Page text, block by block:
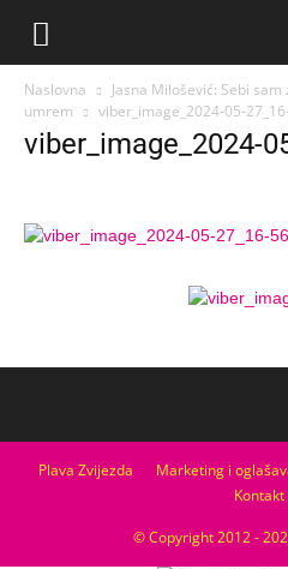
Naslovna
Jasna Milošević: Sebi
umrem
viber_image_2024-05-
viber_image_2024-
Plava Zvijezda Marketing i
Kontakt
© Copyright 2012 -